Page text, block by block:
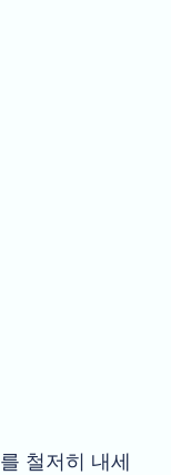
를 철저히 내세